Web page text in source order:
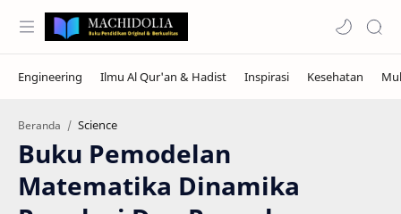
Beranda Science
Buku Pemodelan
Matematika Dinamika